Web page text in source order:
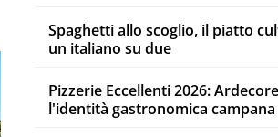
Spaghetti allo scoglio, il piatto
un italiano su due
Pizzerie Eccellenti 2026:
l'identità gastronomica campana